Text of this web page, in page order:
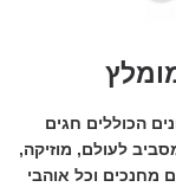
הכוללים חגים
לעולם, מוזיקה,
מחנכים וכל אוהבי